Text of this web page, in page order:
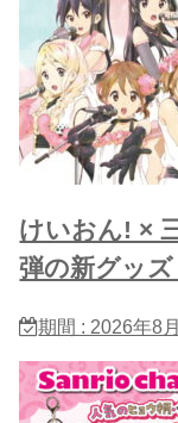
けいおん! ×
弾の新グッ
期間 : 2026年8